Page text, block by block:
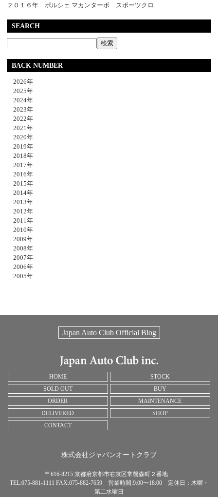
２０１６年 ポルシェ マカンターボ スポーツクロ
SEARCH
BACK NUMBER
2026年
2025年
2024年
2023年
2022年
2021年
2020年
2019年
2018年
2017年
2016年
2015年
2014年
2013年
2012年
2011年
2010年
2009年
2008年
2007年
2006年
2005年
Japan Auto Club Official Blog
HOME
STOCK
SOLD OUT
BUY
ORDER
MAINTENANCE
DELIVERED
SHOP
CONTACT
株式会社ジャパンオートクラブ
〒616-8215 京都府京都市右京区常盤森町２番地
TEL:075-881-1111 FAX:075-882-7659 営業時間:9:00〜18:00 定休日：木曜・
第二水曜日